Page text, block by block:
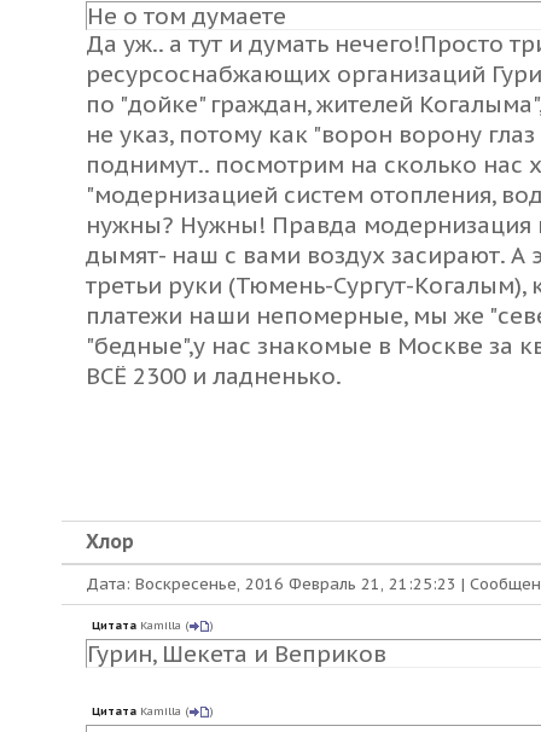
Не о том думаете
Да уж.. а тут и думать нечего!Просто
ресурсоснабжающих организаций
по "дойке" граждан, жителей
не указ, потому как "ворон ворону
поднимут.. посмотрим на сколько нас
"модернизацией систем отопления,
нужны? Нужны! Правда модернизация
дымят- наш с вами воздух засирают. А
третьи руки (Тюмень-Сургут-
платежи наши непомерные, мы же
"бедные",у нас знакомые в Москве за
ВСЁ 2300 и ладненько.
Хлор
Дата: Воскресенье, 2016 Февраль 21, 21:25:23 |
Цитата Kamilla ( )
Гурин, Шекета и Веприков
Цитата Kamilla ( )